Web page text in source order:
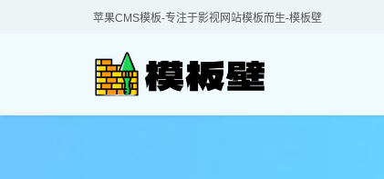
苹果CMS模板-专注于影视网站模板而生-模板壁